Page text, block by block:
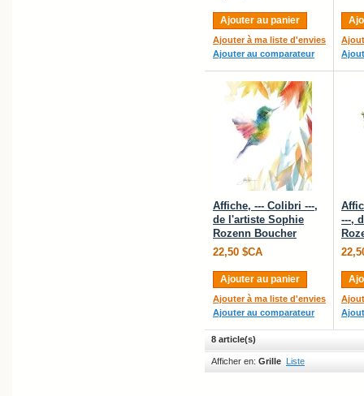
Ajouter au panier
Ajouter à ma liste d'envies
Ajouter au comparateur
Affiche, --- Colibri ---,
de l'artiste Sophie
Rozenn Boucher
22,50 $CA
Ajouter au panier
Ajouter à ma liste d'envies
Ajouter au comparateur
---,
8 article(s)
Afficher en: Grille Liste